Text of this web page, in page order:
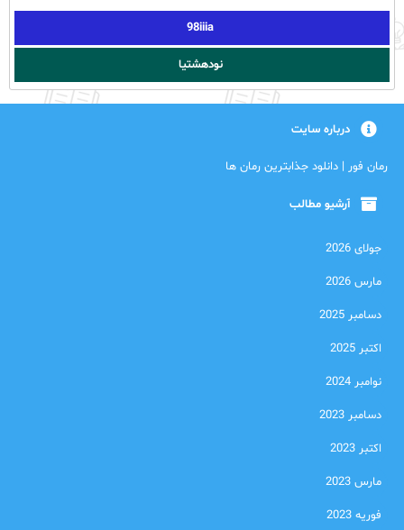
98iiia
نودهشتیا
درباره سایت
رمان فور | دانلود جذابترین رمان ها
آرشیو مطالب
جولای 2026
مارس 2026
دسامبر 2025
اکتبر 2025
نوامبر 2024
دسامبر 2023
اکتبر 2023
مارس 2023
فوریه 2023